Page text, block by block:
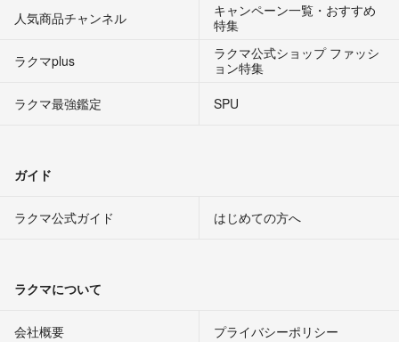
人気商品チャンネル
キャンペーン一覧・おすすめ
特集
ラクマplus
ラクマ公式ショップ ファッシ
ョン特集
ラクマ最強鑑定
SPU
ガイド
ラクマ公式ガイド はじめての方へ
ラクマについて
会社概要 プライバシーポリシー